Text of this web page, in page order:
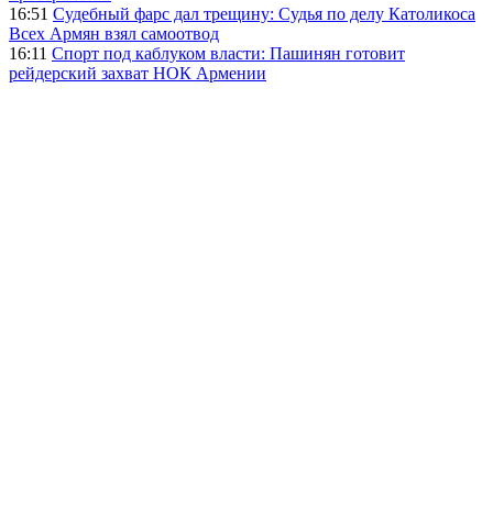
16:51 Судебный фарс дал трещину: Судья по делу Католикоса
Всех Армян взял самоотвод
16:11 Спорт под каблуком власти: Пашинян готовит
рейдерский захват НОК Армении